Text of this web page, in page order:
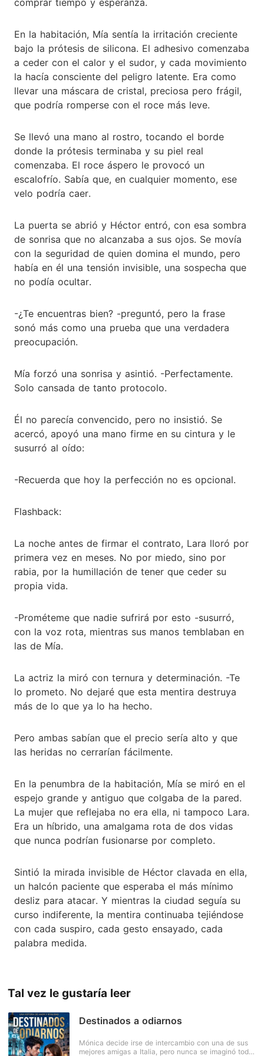
En la habitación, Mía sentía la irritación creciente
bajo la prótesis de silicona. El adhesivo comenzaba
a ceder con el calor y el sudor, y cada movimiento
la hacía consciente del peligro latente. Era como
llevar una máscara de cristal, preciosa pero frágil,
que podría romperse con el roce más leve.
Se llevó una mano al rostro, tocando el borde
donde la prótesis terminaba y su piel real
comenzaba. El roce áspero le provocó un
escalofrío. Sabía que, en cualquier momento, ese
velo podría caer.
La puerta se abrió y Héctor entró, con esa sombra
de sonrisa que no alcanzaba a sus ojos. Se movía
con la seguridad de quien domina el mundo, pero
había en él una tensión invisible, una sospecha que
no podía ocultar.
-¿Te encuentras bien? -preguntó, pero la frase
sonó más como una prueba que una verdadera
preocupación.
Mía forzó una sonrisa y asintió. -Perfectamente.
Solo cansada de tanto protocolo.
Él no parecía convencido, pero no insistió. Se
acercó, apoyó una mano firme en su cintura y le
susurró al oído:
-Recuerda que hoy la perfección no es opcional.
Flashback:
La noche antes de firmar el contrato, Lara lloró por
primera vez en meses. No por miedo, sino por
rabia, por la humillación de tener que ceder su
propia vida.
-Prométeme que nadie sufrirá por esto -susurró,
con la voz rota, mientras sus manos temblaban en
las de Mía.
La actriz la miró con ternura y determinación. -Te
lo prometo. No dejaré que esta mentira destruya
más de lo que ya lo ha hecho.
Pero ambas sabían que el precio sería alto y que
las heridas no cerrarían fácilmente.
En la penumbra de la habitación, Mía se miró en el
espejo grande y antiguo que colgaba de la pared.
La mujer que reflejaba no era ella, ni tampoco Lara.
Era un híbrido, una amalgama rota de dos vidas
que nunca podrían fusionarse por completo.
Sintió la mirada invisible de Héctor clavada en ella,
un halcón paciente que esperaba el más mínimo
desliz para atacar. Y mientras la ciudad seguía su
curso indiferente, la mentira continuaba tejiéndose
con cada suspiro, cada gesto ensayado, cada
palabra medida.
Tal vez le gustaría leer
Destinados a odiarnos
Mónica decide irse de intercambio con una de sus
mejores amigas a Italia, pero nunca se imaginó todo